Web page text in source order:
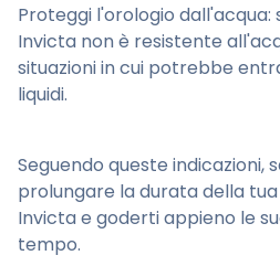
Proteggi l'orologio dall'acqua:
Invicta non è resistente
situazioni in cui potrebbe
liquidi.
Seguendo queste indicazioni,
prolungare la durata della
Invicta e goderti appieno le
tempo.